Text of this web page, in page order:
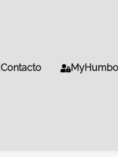
Contacto